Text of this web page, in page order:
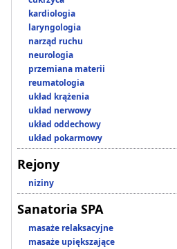
kardiologia
laryngologia
narząd ruchu
neurologia
przemiana materii
reumatologia
układ krążenia
układ nerwowy
układ oddechowy
układ pokarmowy
Rejony
niziny
Sanatoria SPA
masaże relaksacyjne
masaże upiększające